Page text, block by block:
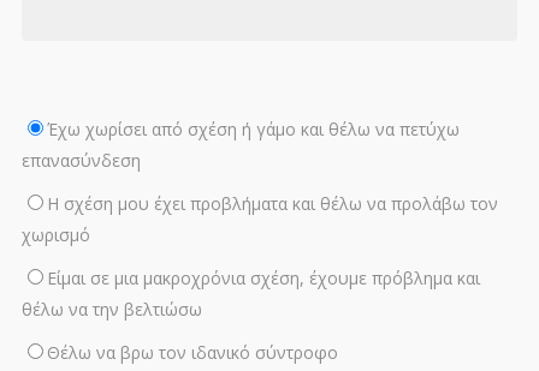
Έχω χωρίσει από σχέση ή γάμο και θέλω να πετύχω
επανασύνδεση
Η σχέση μου έχει προβλήματα και θέλω να προλάβω τον
χωρισμό
Είμαι σε μια μακροχρόνια σχέση, έχουμε πρόβλημα και
θέλω να την βελτιώσω
Θέλω να βρω τον ιδανικό σύντροφο